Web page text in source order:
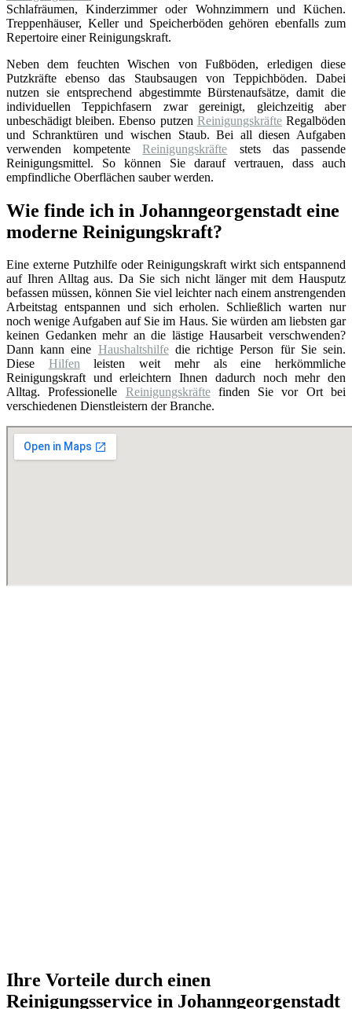
Schlafräumen, Kinderzimmer oder Wohnzimmern und Küchen.
Treppenhäuser, Keller und Speicherböden gehören ebenfalls zum
Repertoire einer Reinigungskraft.
Neben dem feuchten Wischen von Fußböden, erledigen diese
Putzkräfte ebenso das Staubsaugen von Teppichböden. Dabei
nutzen sie entsprechend abgestimmte Bürstenaufsätze, damit die
individuellen Teppichfasern zwar gereinigt, gleichzeitig aber
unbeschädigt bleiben. Ebenso putzen ReinigungskräfteRegalböden
und Schranktüren und wischen Staub. Bei all diesen Aufgaben
verwenden kompetenteReinigungskräfte stets das passende
Reinigungsmittel. So können Sie darauf vertrauen, dass auch
empfindliche Oberflächen sauber werden.
Wie finde ich in Johanngeorgenstadt eine
moderne Reinigungskraft?
Eine externe Putzhilfe oder Reinigungskraft wirkt sich entspannend
auf Ihren Alltag aus. Da Sie sich nicht länger mit dem Hausputz
befassen müssen, können Sie viel leichter nach einem anstrengenden
Arbeitstag entspannen und sich erholen. Schließlich warten nur
noch wenige Aufgaben auf Sie im Haus. Sie würden am liebsten gar
keinen Gedanken mehr an die lästige Hausarbeit verschwenden?
Dann kann eine Haushaltshilfedie richtige Person für Sie sein.
Diese Hilfenleisten weit mehr als eine herkömmliche
Reinigungskraft und erleichtern Ihnen dadurch noch mehr den
Alltag. Professionelle Reinigungskräftefinden Sie vor Ort bei
verschiedenen Dienstleistern der Branche.
Ihre Vorteile durch einen
Reinigungsservice in Johanngeorgenstadt